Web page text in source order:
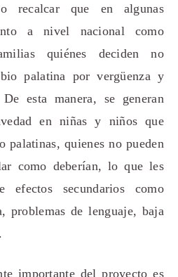
recalcar que en algunas
a nivel nacional como
quiénes deciden no
palatina por vergüenza y
esta manera, se generan
en niñas y niños que
palatinas, quienes no pueden
como deberían, lo que les
secundarios como
problemas de lenguaje, baja
importante del proyecto es